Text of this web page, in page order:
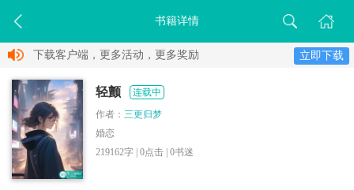
书籍详情
下载客户端，更多活动，更多奖励 立即下载
轻颤
连载中
作者： 三更归梦
婚恋
219162字 | 0点击 | 0书迷